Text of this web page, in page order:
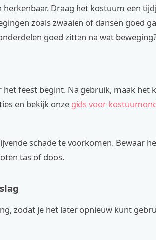
Draag het kostuum een
zoals zwaaien of dansen goed
goed zitten na wat beweging?
het feest begint. Na gebruik, maak het
en bekijk onze gids voor
schade te voorkomen. Bewaar
tas of doos.
zodat je het later opnieuw kunt